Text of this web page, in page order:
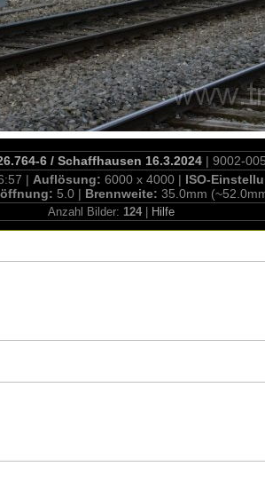
6 / Schaffhausen 16.3.2024 | 9002-
| Auflösung: 6000 x 4000 | ISO-
5.0 | Brennweite: 35.0mm
Anzahl Bilder: 124| Hilfe